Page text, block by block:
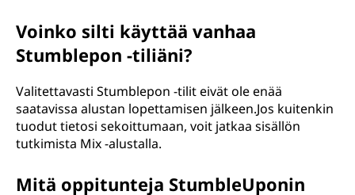
Voinko silti käyttää vanhaa
Stumblepon -tiliäni?
Valitettavasti Stumblepon -tilit eivät ole enää
saatavissa alustan lopettamisen jälkeen.Jos kuitenkin
tuodut tietosi sekoittumaan, voit jatkaa sisällön
tutkimista Mix -alustalla.
Mitä oppitunteja StumbleUponin